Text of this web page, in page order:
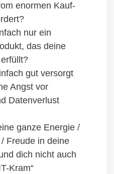
enormen Kauf-
nur ein
das deine
gut versorgt
Angst vor
Datenverlust
ganze Energie /
Freude in deine
dich nicht auch
Kram“